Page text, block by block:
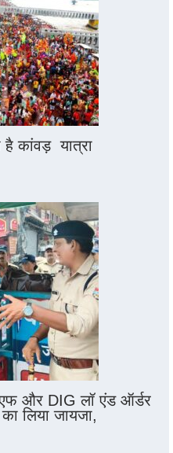
है कांवड़ यात्रा
और DIG लॉ एंड ऑर्डर
का लिया जायजा,